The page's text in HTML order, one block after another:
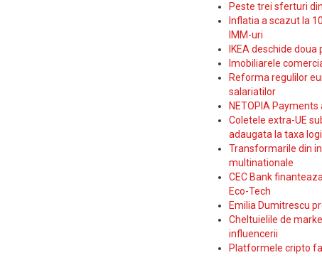
Peste trei sferturi
Inflatia a scazut la
IMM-uri
IKEA deschide
Imobiliarele
Reforma regulilor
salariatilor
NETOPIA
Coletele extra-UE
adaugata la taxa
Transformarile din
multinationale
CEC Bank
Eco-Tech
Emilia Dumitrescu
Cheltuielile de
influencerii
Platformele cripto